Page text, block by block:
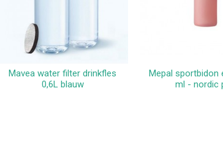
In winkelwagen
Mavea water filter drinkfles
0,6L blauw
In
Mepal sportbidon
ml - nordic